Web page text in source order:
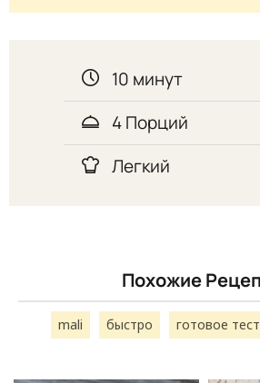
10 минут
4 Порций
Легкий
Похожие
mali быстро готовое